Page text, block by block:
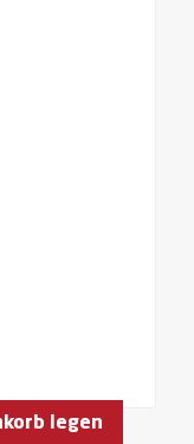
legen